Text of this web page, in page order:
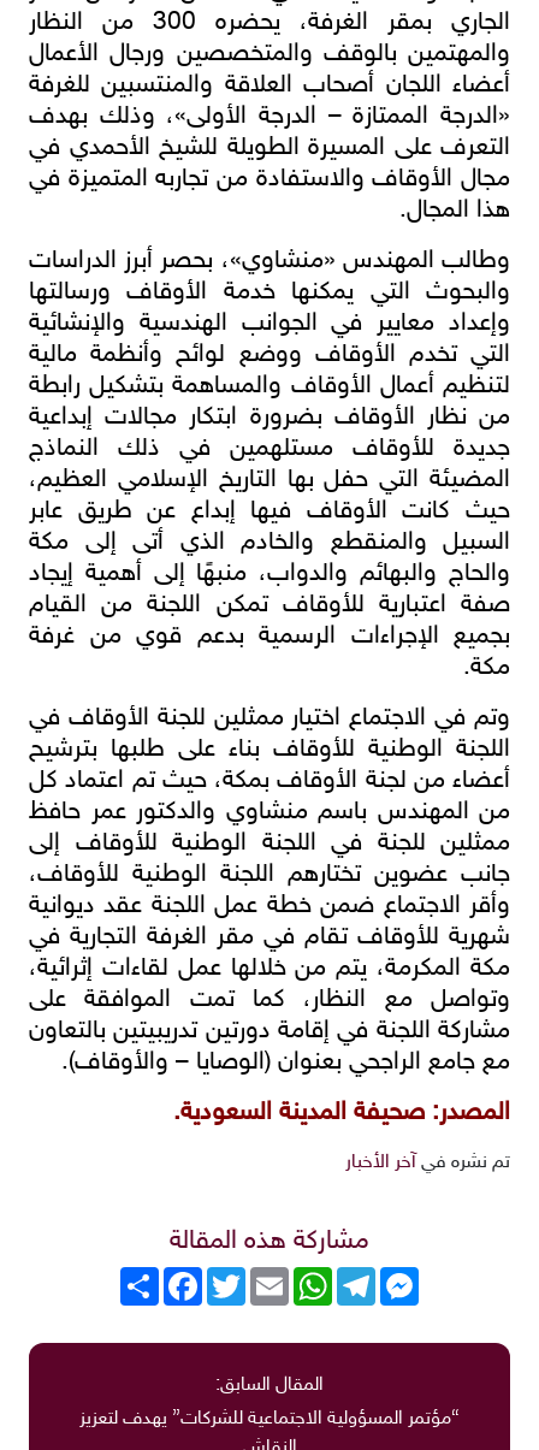
الجاري بمقر الغرفة، يحضره 300 من النظار
والمهتمين بالوقف والمتخصصين ورجال الأعمال
أعضاء اللجان أصحاب العلاقة والمنتسبين للغرفة
«الدرجة الممتازة – الدرجة الأولى»، وذلك بهدف
التعرف على المسيرة الطويلة للشيخ الأحمدي في
مجال الأوقاف والاستفادة من تجاربه المتميزة في
هذا المجال.
وطالب المهندس «منشاوي»، بحصر أبرز الدراسات
والبحوث التي يمكنها خدمة الأوقاف ورسالتها
وإعداد معايير في الجوانب الهندسية والإنشائية
التي تخدم الأوقاف ووضع لوائح وأنظمة مالية
لتنظيم أعمال الأوقاف والمساهمة بتشكيل رابطة
من نظار الأوقاف بضرورة ابتكار مجالات إبداعية
جديدة للأوقاف مستلهمين في ذلك النماذج
المضيئة التي حفل بها التاريخ الإسلامي العظيم،
حيث كانت الأوقاف فيها إبداع عن طريق عابر
السبيل والمنقطع والخادم الذي أتى إلى مكة
والحاج والبهائم والدواب، منبهًا إلى أهمية إيجاد
صفة اعتبارية للأوقاف تمكن اللجنة من القيام
بجميع الإجراءات الرسمية بدعم قوي من غرفة
مكة.
وتم في الاجتماع اختيار ممثلين للجنة الأوقاف في
اللجنة الوطنية للأوقاف بناء على طلبها بترشيح
أعضاء من لجنة الأوقاف بمكة، حيث تم اعتماد كل
من المهندس باسم منشاوي والدكتور عمر حافظ
ممثلين للجنة في اللجنة الوطنية للأوقاف إلى
جانب عضوين تختارهم اللجنة الوطنية للأوقاف،
وأقر الاجتماع ضمن خطة عمل اللجنة عقد ديوانية
شهرية للأوقاف تقام في مقر الغرفة التجارية في
مكة المكرمة، يتم من خلالها عمل لقاءات إثرائية،
وتواصل مع النظار، كما تمت الموافقة على
مشاركة اللجنة في إقامة دورتين تدريبيتين بالتعاون
مع جامع الراجحي بعنوان (الوصايا – والأوقاف).
المصدر: صحيفة المدينة السعودية.
تم نشره في آخر الأخبار
مشاركة هذه المقالة
انشر
FacebookTwitterEmail
WhatsAppTelegram
Messenger
المقال السابق:
“مؤتمر المسؤولية الاجتماعية للشركات” يهدف لتعزيز